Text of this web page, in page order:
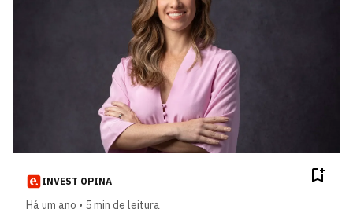
INVEST OPINA
Há um ano • 5 min de leitura